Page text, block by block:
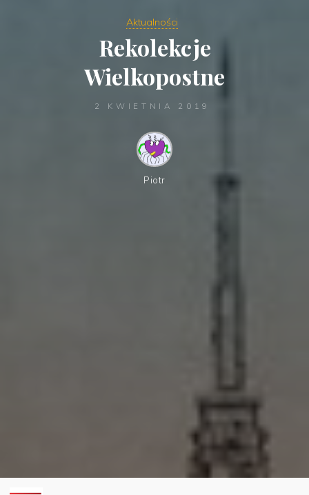
Aktualności
Rekolekcje
Wielkopostne
2 KWIETNIA 2019
Piotr